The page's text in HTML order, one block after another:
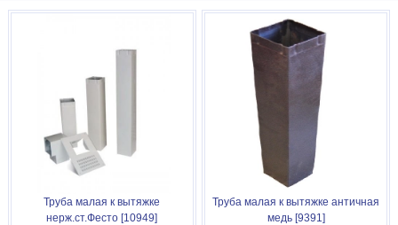
Труба малая к вытяжке
нерж.ст.Фесто [10949]
Труба малая к вытяжке античная
медь [9391]